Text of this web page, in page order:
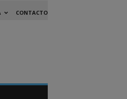
CONTACTO